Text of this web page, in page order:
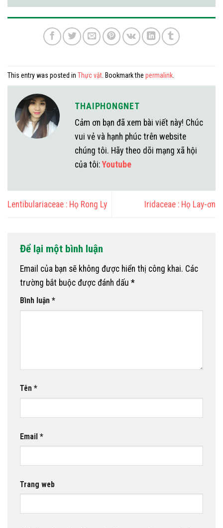
This entry was posted in Thực vật . Bookmark the permalink
THAIPHONGNET
Cảm ơn bạn đã xem bài viết này! Chúc
vui vẻ và hạnh phúc trên website
chúng tôi. Hãy theo dõi mạng xã hội
của tôi:Youtube
Lentibulariaceae : Họ Rong Ly Iridaceae : Họ Lay-ơn
Để lại một bình luận
Email của bạn sẽ không được hiển thị công khai. Các
trường bắt buộc được đánh dấu *
Bình luận *
Tên *
Email *
Trang web